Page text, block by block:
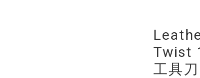
Twist
工具